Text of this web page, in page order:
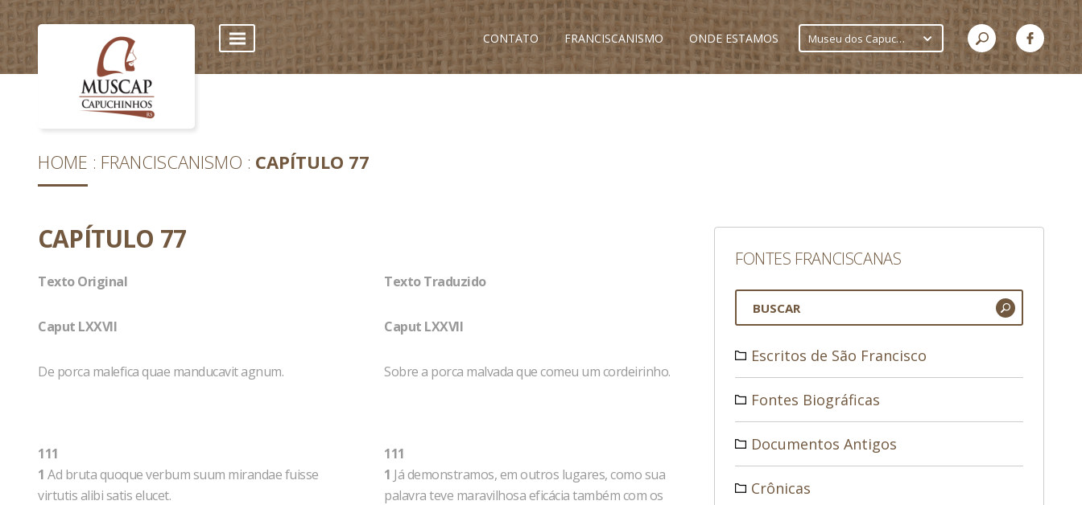
CONTATO FRANCISCANISMO ONDE ESTAMOS Museu dos Capuchinhos
HOME FRANCISCANISMO CAPÍTULO 77
CAPÍTULO 77
Texto Original
Caput LXXVII
De porca malefica quae manducavit agnum.
111
1 Ad bruta quoque verbum suum mirandae fuisse
virtutis alibi satis elucet.
Texto Traduzido
Caput LXXVII
Sobre a porca malvada que comeu um cordeirinho.
111
1 Já demonstramos, em outros lugares, como sua
palavra teve maravilhosa eficácia também com os
FONTES FRANCISCANAS
Escritos de São Francisco
Fontes Biográficas
Documentos Antigos
Crônicas